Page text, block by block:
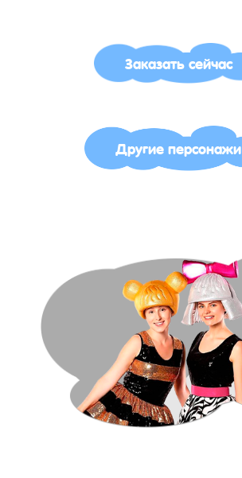
Заказать сейчас
Другие персонажи